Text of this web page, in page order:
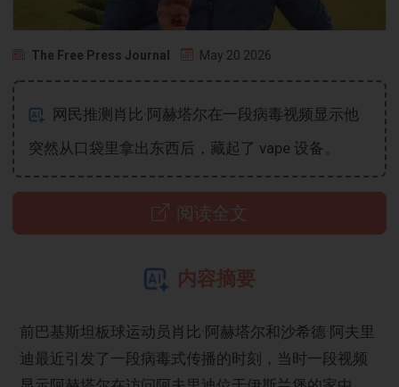
The Free Press Journal May 20 2026
网民推测肖比·阿赫塔尔在一段病毒视频显示他
突然从口袋里拿出东西后，藏起了 vape 设备。
阅读全文
内容摘要
前巴基斯坦板球运动员肖比·阿赫塔尔和沙希德·阿夫里
迪最近引发了一段病毒式传播的时刻，当时一段视频